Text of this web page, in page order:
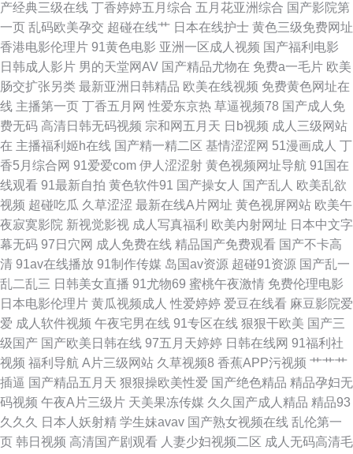
入口 性爱视频一区二区 成人精品午夜剧场 丰满人妻无码 日韩精品五区 偷拍
AV搬运I工 蜜臀91中文 91熟妇露脸 青娱乐福利导航 www簧片网站 麻豆国产
一二三四 无码破解版 97精品视频在线 国产高潮免费 免费看片91 少妇在线导
航社区 91c在线 超碰亚洲综合网 九九性爱网 熟女福利视频导航 91精品人 超
碰9总站 韩日一区视频 欧美日本国产 五月天婷婷色网 91社久久 成人性爱午
夜剧场 久草资源精品在线 五月天性爱网址 avcom久爱 国产浮力影院 蜜臀96
超碰 日韩啪啪在线视频 在线观看肏屄视频 av天堂男人站 韩国av自拍 日韩无
码欧美性爱 国产天天看天天弄 日韩无遮挡 伊人玖玖视 wwwav网址 国产色A
日韩色情无码 尤物网站91 波多野氏黄色39 红杏波多野结衣 91在线公开视频
加勒比综合影院 日本老熟妇毛茸茸 影音无码Av网 AV音影
产经典三级在线 丁香婷婷五月综合 五月花亚洲综合 国产影院第
一页 乱码欧美孕交 超碰在线艹 日本在线护士 黄色三级免费网址
香港电影伦理片 91黄色电影 亚洲一区成人视频 国产福利电影
日韩成人影片 男的天堂网AV 国产精品尤物在 免费a一毛片 欧美
肠交扩张另类 最新亚洲日韩精品 欧美在线视频 免费黄色网址在
线 主播第一页 丁香五月网 性爱东京热 草逼视频78 国产成人免
费无码 高清日韩无码视频 宗和网五月天 日b视频 成人三级网站
在 主播福利姬h在线 国产精一精二区 基情涩涩网 51漫画成人 丁
香5月综合网 91爱爱com 伊人涩涩射 黄色视频网址导航 91国在
线观看 91最新自拍 黄色软件91 国产操女人 国产乱人 欧美乱欲
视频 超碰吃瓜 久草涩涩 最新在线A片网址 黄色视屏网站 欧美午
夜寂寞影院 新视觉影视 成人写真福利 欧美内射网址 日本中文字
幕无码 97日穴网 成人免费在线 精品国产免费观看 国产不卡高
清 91av在线播放 91制作传媒 岛国av资源 超碰91资源 国产乱一
乱二乱三 日韩美女直播 91尤物69 蜜桃午夜激情 免费伦理电影
日本电影伦理片 黄瓜视频成人 性爱婷婷 爱豆在线看 麻豆影院爱
爱 成人软件视频 午夜宅男在线 91专区在线 狠狠干欧美 国产三
级国产 国产欧美日韩在线 97五月天婷婷 日韩在线网 91福利社
视频 福利导航 A片三级网站 久草视频8 香蕉APP污视频 艹艹艹
插逼 国产精品五月天 狠狠操欧美性爱 国产绝色精品 精品孕妇无
码视频 午夜A片三级片 天美果冻传媒 久久国产成人精品 精品93
久久久
日本人妖射精 学生妹avav 国产熟女视频在线 乱伦第一
页 韩日视频 高清国产剧观看 人妻少妇视频二区 成人无码高清毛